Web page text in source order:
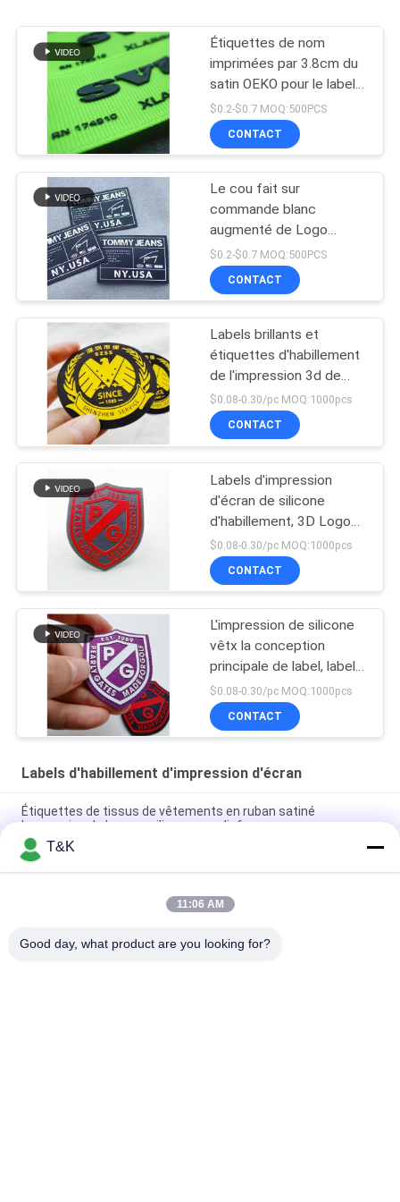
Étiquettes de nom
imprimées par 3.8cm du
satin OEKO pour le label
de silicium d'impression
d'habillement
$0.2-$0.7 MOQ:500PCS
CONTACT
Le cou fait sur
commande blanc
augmenté de Logo
Taffeta OEKO marque le
silicium de impression en
soie
$0.2-$0.7 MOQ:500PCS
CONTACT
Labels brillants et
étiquettes d'habillement
de l'impression 3d de
transfert de chaleur de
silicone faits sur
commande
$0.08-0.30/pc MOQ:1000pcs
CONTACT
Labels d'impression
d'écran de silicone
d'habillement, 3D Logo
Silk Screen Labels
$0.08-0.30/pc MOQ:1000pcs
CONTACT
L'impression de silicone
vêtx la conception
principale de label, labels
de vêtement
d'habillement de marque
$0.08-0.30/pc MOQ:1000pcs
CONTACT
Labels d'habillement d'impression d'écran
Étiquettes de tissus de vêtements en ruban satiné
Impression de logo en silicone en relief
Écran en caoutchouc de silicone du pli 3D de mitre imprimant
des labels d'habillement
Écran ultrasonique de Pantone de coupe de satin imprimant
T&K
11:06 AM
Good day, what product are you looking for?